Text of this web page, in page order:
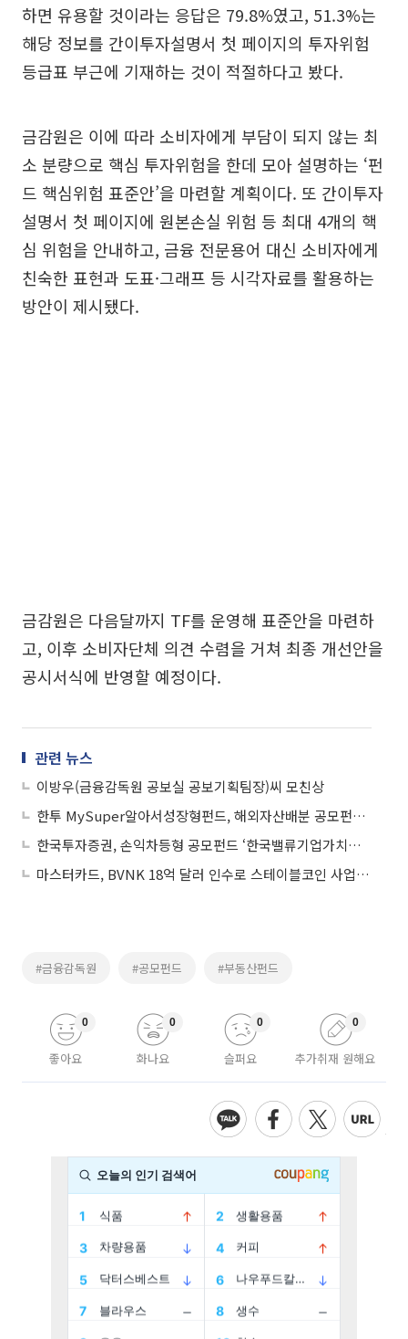
하면 유용할 것이라는 응답은 79.8%였고, 51.3%는
해당 정보를 간이투자설명서 첫 페이지의 투자위험
등급표 부근에 기재하는 것이 적절하다고 봤다.
금감원은 이에 따라 소비자에게 부담이 되지 않는 최
소 분량으로 핵심 투자위험을 한데 모아 설명하는 ‘펀
드 핵심위험 표준안’을 마련할 계획이다. 또 간이투자
설명서 첫 페이지에 원본손실 위험 등 최대 4개의 핵
심 위험을 안내하고, 금융 전문용어 대신 소비자에게
친숙한 표현과 도표·그래프 등 시각자료를 활용하는
방안이 제시됐다.
금감원은 다음달까지 TF를 운영해 표준안을 마련하
고, 이후 소비자단체 의견 수렴을 거쳐 최종 개선안을
공시서식에 반영할 예정이다.
관련 뉴스
이방우(금융감독원 공보실 공보기획팀장)씨 모친상
한투 MySuper알아서성장형펀드, 해외자산배분 공모펀드 2·3년 수익률 1위
한국투자증권, 손익차등형 공모펀드 ‘한국밸류기업가치포커스3’ 1066억 설정
마스터카드, BVNK 18억 달러 인수로 스테이블코인 사업 본격 확장
#금융감독원 #공모펀드 #부동산펀드
좋아요
0
화나요
0
슬퍼요
0
추가취재 원해요
0